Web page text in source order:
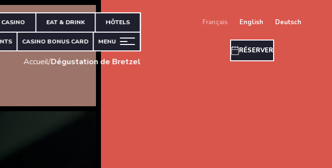
CASINO EAT & DRINK HÔTELS
CASINO BONUS CARD MENU
Accueil/Dégustation de Bretzel
français english deutsch
RÉSERVER